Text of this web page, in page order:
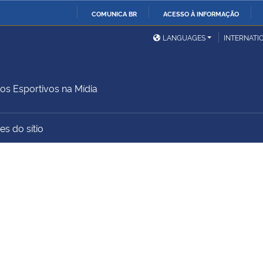
COMUNICA BR ACESSO À INFORMAÇÃO
Ministério da Defesa
Ministério das Relações
Exteriores
Ministério do
LANGUAGES
Esportivos na Mídia
do sítio